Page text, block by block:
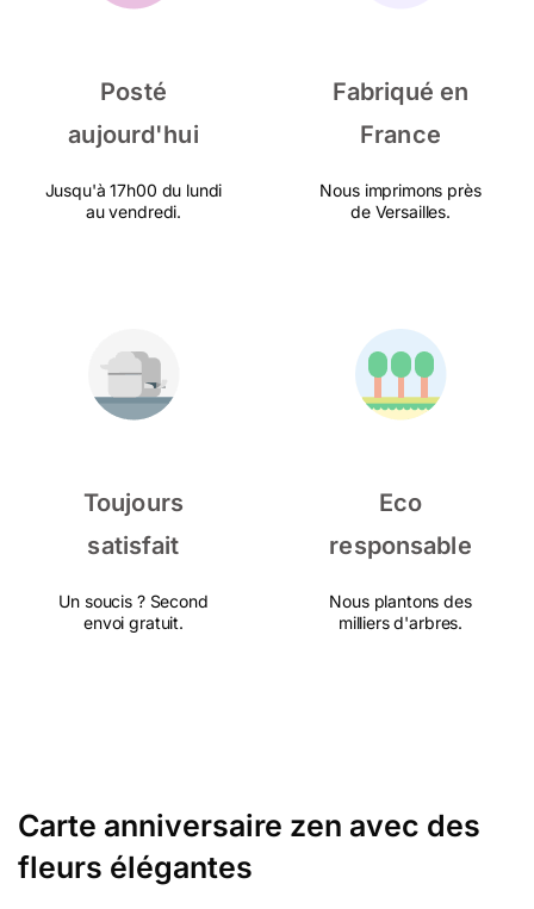
Posté
aujourd'hui
Jusqu'à 17h00 du lundi
au vendredi.
Fabriqué en
France
Nous imprimons près
de Versailles.
Toujours
satisfait
Un soucis ? Second
envoi gratuit.
Eco
responsable
Nous plantons des
milliers d'arbres.
Carte anniversaire zen avec des
fleurs élégantes